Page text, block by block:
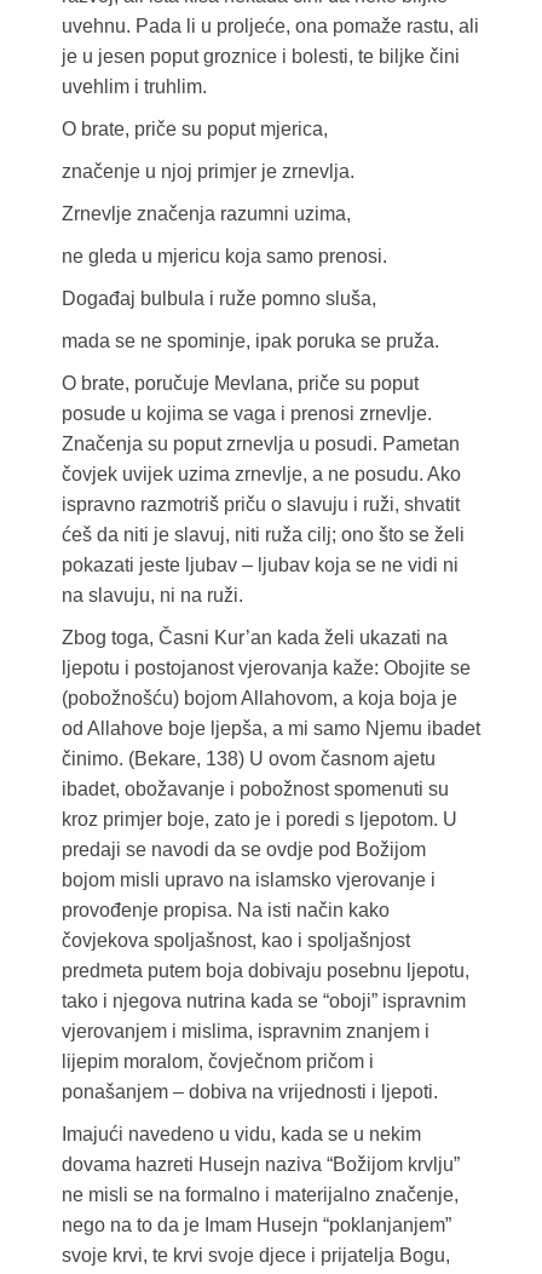
uvehnu. Pada li u proljeće, ona pomaže rastu, ali
je u jesen poput groznice i bolesti, te biljke čini
uvehlim i truhlim.
O brate, priče su poput mjerica,
značenje u njoj primjer je zrnevlja.
Zrnevlje značenja razumni uzima,
ne gleda u mjericu koja samo prenosi.
Događaj bulbula i ruže pomno sluša,
mada se ne spominje, ipak poruka se pruža.
O brate, poručuje Mevlana, priče su poput
posude u kojima se vaga i prenosi zrnevlje.
Značenja su poput zrnevlja u posudi. Pametan
čovjek uvijek uzima zrnevlje, a ne posudu. Ako
ispravno razmotriš priču o slavuju i ruži, shvatit
ćeš da niti je slavuj, niti ruža cilj; ono što se želi
pokazati jeste ljubav – ljubav koja se ne vidi ni
na slavuju, ni na ruži.
Zbog toga, Časni Kur’an kada želi ukazati na
ljepotu i postojanost vjerovanja kaže: Obojite se
(pobožnošću) bojom Allahovom, a koja boja je
od Allahove boje ljepša, a mi samo Njemu ibadet
činimo. (Bekare, 138) U ovom časnom ajetu
ibadet, obožavanje i pobožnost spomenuti su
kroz primjer boje, zato je i poredi s ljepotom. U
predaji se navodi da se ovdje pod Božijom
bojom misli upravo na islamsko vjerovanje i
provođenje propisa. Na isti način kako
čovjekova spoljašnost, kao i spoljašnjost
predmeta putem boja dobivaju posebnu ljepotu,
tako i njegova nutrina kada se “oboji” ispravnim
vjerovanjem i mislima, ispravnim znanjem i
lijepim moralom, čovječnom pričom i
ponašanjem – dobiva na vrijednosti i ljepoti.
Imajući navedeno u vidu, kada se u nekim
dovama hazreti Husejn naziva “Božijom krvlju”
ne misli se na formalno i materijalno značenje,
nego na to da je Imam Husejn “poklanjanjem”
svoje krvi, te krvi svoje djece i prijatelja Bogu,